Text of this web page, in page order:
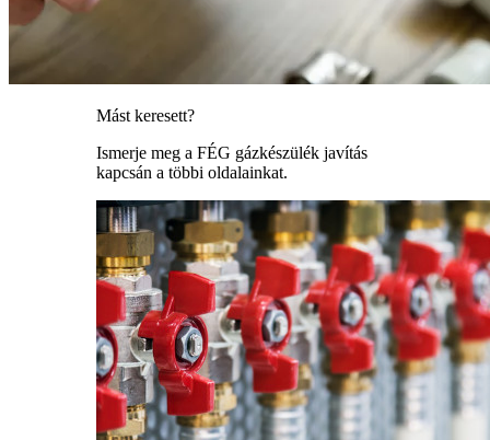
Mást keresett?
Ismerje meg a FÉG gázkészülék javítás
kapcsán a többi oldalainkat.